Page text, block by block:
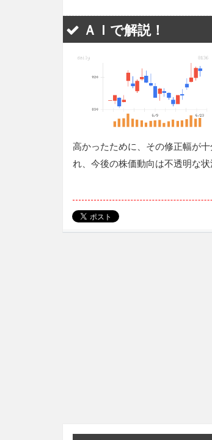
ＡＩで解説！
高かったために、その修正幅が
れ、今後の株価動向は不透